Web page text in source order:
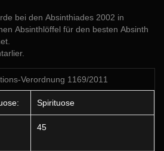
bei den Absinthiades 2002 in
Absinthlöffel für den besten Absinth
Verordnung 1169/2011
Spirituose
45